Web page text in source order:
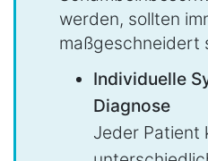
werden, sollten
maßgeschneidert
Individuelle
Diagnose
Jeder Patient